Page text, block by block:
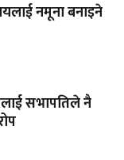
नमूना बनाइने
सभापतिले नै